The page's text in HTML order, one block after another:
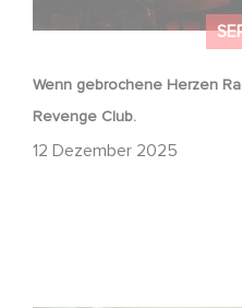
Wenn gebrochene Herzen
Revenge Club.
12 Dezember 2025